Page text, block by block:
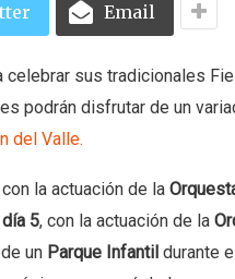
Email
celebrar sus tradicionales
podrán disfrutar de un
del Valle.
con la actuación de la
día 5, con la actuación de la
un Parque Infantil durante